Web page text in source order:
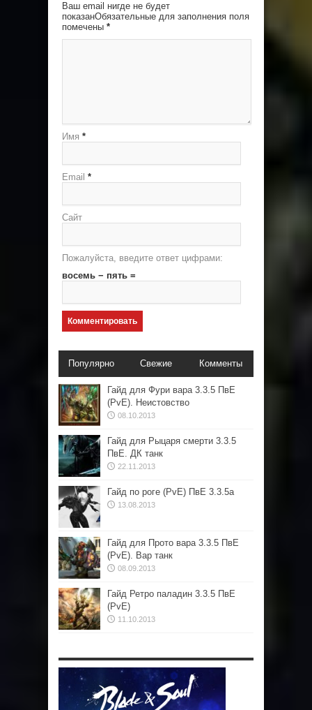
Ваш email нигде не будет
показанОбязательные для заполнения поля
помечены *
Имя *
Email *
Сайт
Пожалуйста, введите ответ цифрами:
восемь − пять =
Популярно Свежие Комменты
Гайд для Фури вара 3.3.5 ПвЕ
(PvE). Неистовство
08.10.2013
Гайд для Рыцаря смерти 3.3.5
ПвЕ. ДК танк
22.11.2013
Гайд по роге (PvE) ПвЕ 3.3.5а
13.08.2013
Гайд для Прото вара 3.3.5 ПвЕ
(PvE). Вар танк
08.09.2013
Гайд Ретро паладин 3.3.5 ПвЕ
(PvE)
11.10.2013